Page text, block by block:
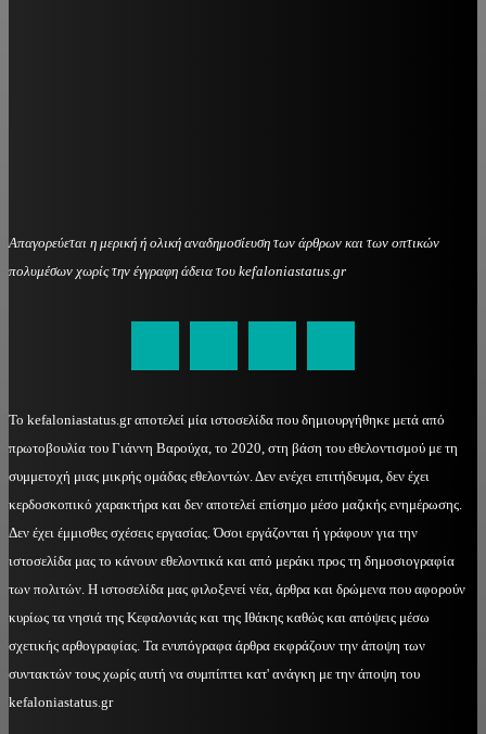
Απαγορεύεται η μερική ή ολική αναδημοσίευση των άρθρων και των οπτικών
πολυμέσων χωρίς την έγγραφη άδεια του kefaloniastatus.gr
Το kefaloniastatus.gr αποτελεί μία ιστοσελίδα που δημιουργήθηκε μετά από
πρωτοβουλία του Γιάννη Βαρούχα, το 2020, στη βάση του εθελοντισμού με τη
συμμετοχή μιας μικρής ομάδας εθελοντών. Δεν ενέχει επιτήδευμα, δεν έχει
κερδοσκοπικό χαρακτήρα και δεν αποτελεί επίσημο μέσο μαζικής ενημέρωσης.
Δεν έχει έμμισθες σχέσεις εργασίας. Όσοι εργάζονται ή γράφουν για την
ιστοσελίδα μας το κάνουν εθελοντικά και από μεράκι προς τη δημοσιογραφία
των πολιτών. Η ιστοσελίδα μας φιλοξενεί νέα, άρθρα και δρώμενα που αφορούν
κυρίως τα νησιά της Κεφαλονιάς και της Ιθάκης καθώς και απόψεις μέσω
σχετικής αρθογραφίας. Τα ενυπόγραφα άρθρα εκφράζουν την άποψη των
συντακτών τους χωρίς αυτή να συμπίπτει κατ' ανάγκη με την άποψη του
kefaloniastatus.gr